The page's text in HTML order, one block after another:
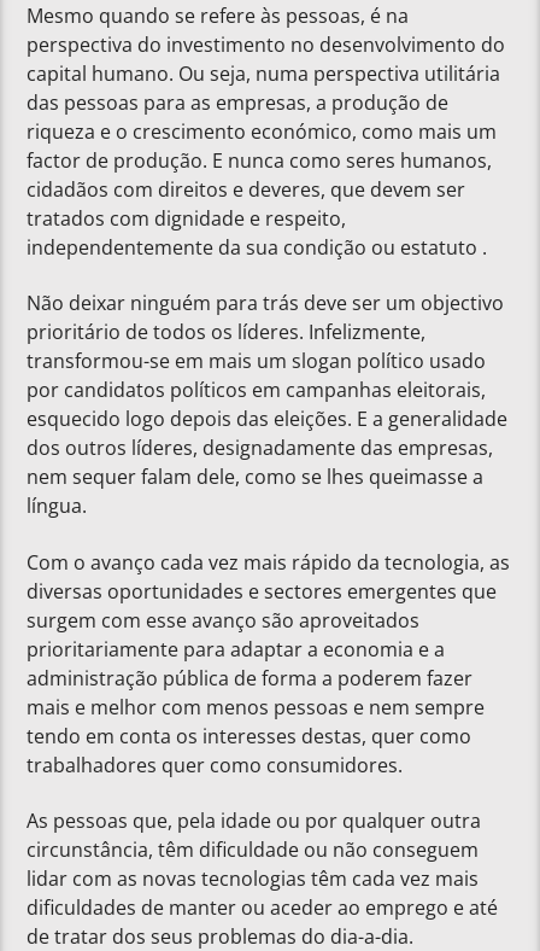
Mesmo quando se refere às pessoas, é na
perspectiva do investimento no desenvolvimento do
capital humano. Ou seja, numa perspectiva utilitária
das pessoas para as empresas, a produção de
riqueza e o crescimento económico, como mais um
factor de produção. E nunca como seres humanos,
cidadãos com direitos e deveres, que devem ser
tratados com dignidade e respeito,
independentemente da sua condição ou estatuto .
Não deixar ninguém para trás deve ser um objectivo
prioritário de todos os líderes. Infelizmente,
transformou-se em mais um slogan político usado
por candidatos políticos em campanhas eleitorais,
esquecido logo depois das eleições. E a generalidade
dos outros líderes, designadamente das empresas,
nem sequer falam dele, como se lhes queimasse a
língua.
Com o avanço cada vez mais rápido da tecnologia, as
diversas oportunidades e sectores emergentes que
surgem com esse avanço são aproveitados
prioritariamente para adaptar a economia e a
administração pública de forma a poderem fazer
mais e melhor com menos pessoas e nem sempre
tendo em conta os interesses destas, quer como
trabalhadores quer como consumidores.
As pessoas que, pela idade ou por qualquer outra
circunstância, têm dificuldade ou não conseguem
lidar com as novas tecnologias têm cada vez mais
dificuldades de manter ou aceder ao emprego e até
de tratar dos seus problemas do dia-a-dia.